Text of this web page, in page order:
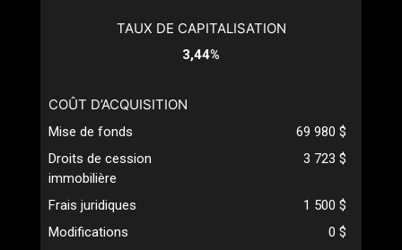
TAUX DE CAPITALISATION
3,44%
COÛT D’ACQUISITION
Mise de fonds
69 980 $
Droits de cession
immobilière
3 723 $
Frais juridiques
1 500 $
Modifications
0 $